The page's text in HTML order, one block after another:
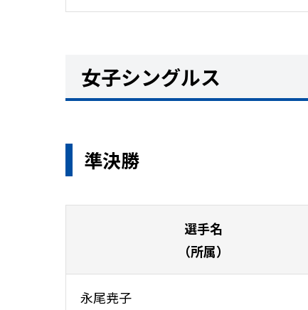
女子シングルス
準決勝
選手名
（所属）
永尾尭子